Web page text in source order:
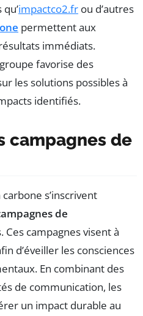
impactco2.fr ou d’autres
permettent aux
immédiats.
favorise des
les solutions possibles à
identifiés.
campagnes de
s’inscrivent
de
Ces campagnes visent à
d’éveiller les consciences
En combinant des
de communication, les
un impact durable au